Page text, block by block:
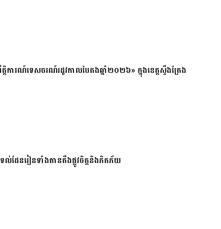
ារណ៍ទេសចរណ៍រដូវកាលបៃតងឆ្នាំ២០២៦» ក្នុងខេត្តស្ទឹងត្រែង
ទល់ដែនរៀនទាំងតានតឹងផ្លូវចិត្តនិងភិតភ័យ